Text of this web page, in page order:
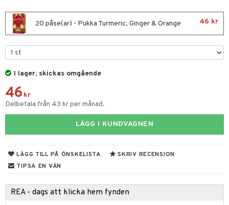
20 påse(ar) - Pukka Turmeric, Ginger & Orange 46 kr
I lager, skickas omgående
46 kr
Delbetala från 43 kr per månad.
LÄGG I KUNDVAGNEN
LÄGG TILL PÅ ÖNSKELISTA
SKRIV RECENSION
TIPSA EN VÄN
REA - dags att klicka hem fynden
& hals
& nötter